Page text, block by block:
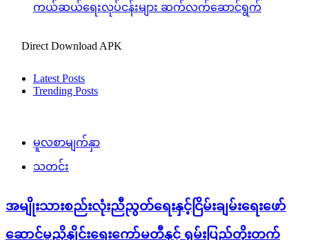
ကယ်ဆယ်ရေးလုပ်ငန်းများ ဆက်လက်ဆောင်ရွက်
Direct Download APK
Latest Posts
Trending Posts
မူလစာမျက်နှာ
သတင်း
အမျိုးသားစည်းလုံးညီညွတ်ရေးနှင့်ငြိမ်းချမ်းရေးဖော်
ဆောင်မှုညှိနှိုင်းရေးကော်မတီနှင့် ရှမ်းပြည်တိုးတက်